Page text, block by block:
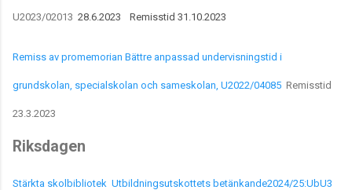
U2023/02013 28.6.2023 Remisstid 31.10.2023
Remiss av promemorian Bättre anpassad undervisningstid i
grundskolan, specialskolan och sameskolan, U2022/04085 Remisstid
23.3.2023
Riksdagen
Stärkta skolbibliotek Utbildningsutskottets betänkande2024/25:UbU3